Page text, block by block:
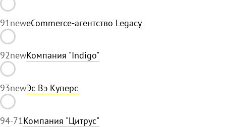
91neweCommerce-агентство Legacy
92newКомпания "Indigo"
93newЭс Вэ Куперс
94-71 Компания "Цитрус"